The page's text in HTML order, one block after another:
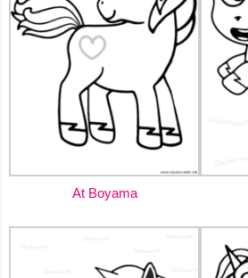
At Boyama